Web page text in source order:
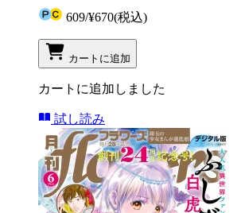
609/¥670(税込)
カートに追加
カートに追加しました
試し読み